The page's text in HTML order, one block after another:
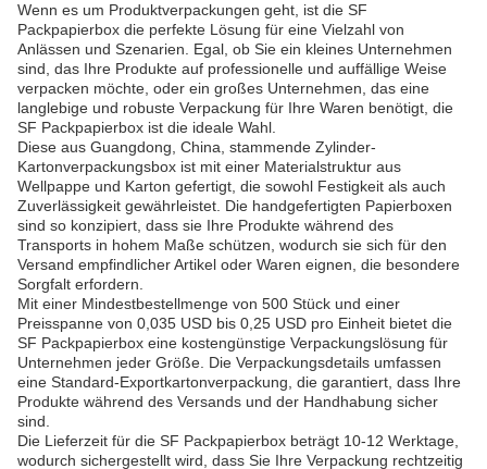
Wenn es um Produktverpackungen geht, ist die SF
Packpapierbox die perfekte Lösung für eine Vielzahl von
Anlässen und Szenarien. Egal, ob Sie ein kleines Unternehmen
sind, das Ihre Produkte auf professionelle und auffällige Weise
verpacken möchte, oder ein großes Unternehmen, das eine
langlebige und robuste Verpackung für Ihre Waren benötigt, die
SF Packpapierbox ist die ideale Wahl.
Diese aus Guangdong, China, stammende Zylinder-
Kartonverpackungsbox ist mit einer Materialstruktur aus
Wellpappe und Karton gefertigt, die sowohl Festigkeit als auch
Zuverlässigkeit gewährleistet. Die handgefertigten Papierboxen
sind so konzipiert, dass sie Ihre Produkte während des
Transports in hohem Maße schützen, wodurch sie sich für den
Versand empfindlicher Artikel oder Waren eignen, die besondere
Sorgfalt erfordern.
Mit einer Mindestbestellmenge von 500 Stück und einer
Preisspanne von 0,035 USD bis 0,25 USD pro Einheit bietet die
SF Packpapierbox eine kostengünstige Verpackungslösung für
Unternehmen jeder Größe. Die Verpackungsdetails umfassen
eine Standard-Exportkartonverpackung, die garantiert, dass Ihre
Produkte während des Versands und der Handhabung sicher
sind.
Die Lieferzeit für die SF Packpapierbox beträgt 10-12 Werktage,
wodurch sichergestellt wird, dass Sie Ihre Verpackung rechtzeitig